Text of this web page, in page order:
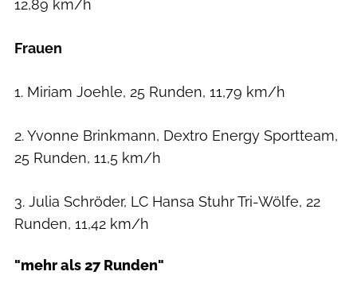
12,89 km/h
Frauen
1. Miriam Joehle, 25 Runden, 11,79 km/h
2. Yvonne Brinkmann, Dextro Energy Sportteam,
25 Runden, 11,5 km/h
3. Julia Schröder, LC Hansa Stuhr Tri-Wölfe, 22
Runden, 11,42 km/h
"mehr als 27 Runden"